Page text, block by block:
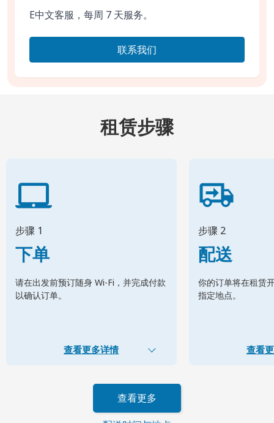
E中文客服，每周 7 天服务。
联系我们
租赁步骤
步骤 1
下单
请在出发前预订随身 Wi-Fi，并完成付款
以确认订单。
查看更多详情
步骤 2
配送
你的订单将在租赁
指定地点。
查看
查看更多